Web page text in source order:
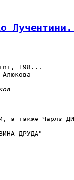
198...
Алюкова
а также Чарлз
ДРУДА"